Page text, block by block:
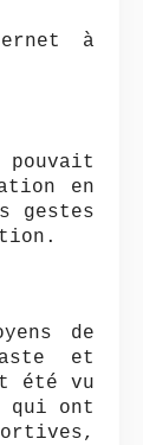
à
en
gestes
de
et
été vu
qui ont